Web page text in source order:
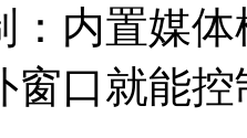
内置媒体
窗口就能